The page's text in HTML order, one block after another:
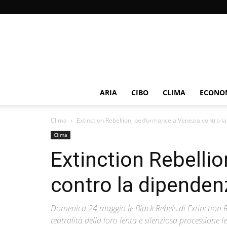
ARIA CIBO CLIMA
Clima Extinction Rebellion, performance a Venezia contro
Clima
Extinction
contro la
Domenica 24 maggio le Black Rebels di
teatralità della loro lenta e silenziosa processione